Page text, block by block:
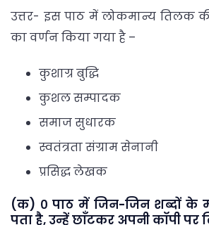
उत्तर- इस पाठ में लोकमान्य तिलक
का वर्णन किया गया है –
कुशाग्र बुद्धि
कुशल सम्पादक
समाज सुधारक
स्वतंत्रता संग्राम सेनानी
प्रसिद्ध लेखक
(क) ० पाठ में जिन-जिन शब्दों के
पता है, उन्हें छाँटकर अपनी कॉपी पर